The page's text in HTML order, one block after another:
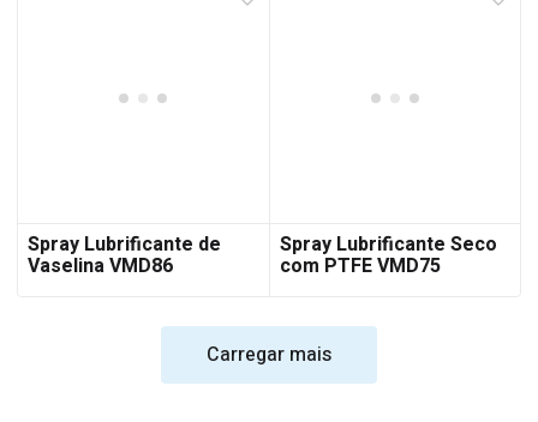
Spray Lubrificante de
Vaselina VMD86
Spray Lubrificante Seco
com PTFE VMD75
Carregar mais